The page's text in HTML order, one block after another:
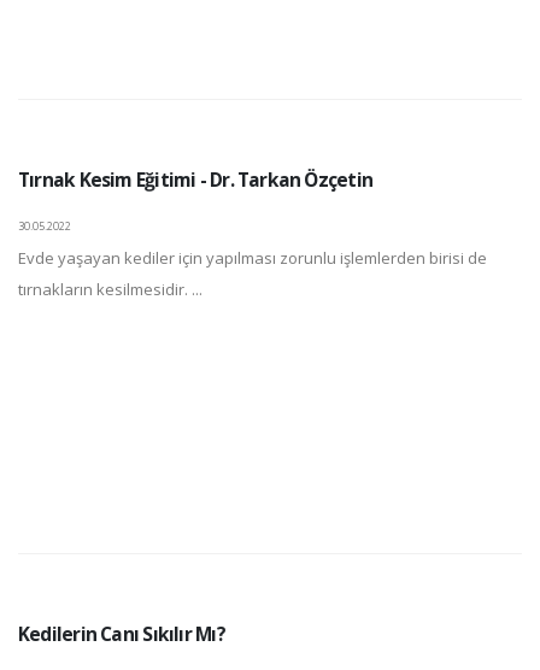
Tırnak Kesim Eğitimi - Dr. Tarkan Özçetin
30.05.2022
Evde yaşayan kediler için yapılması zorunlu işlemlerden birisi de
tırnakların kesilmesidir. ...
Kedilerin Canı Sıkılır Mı?